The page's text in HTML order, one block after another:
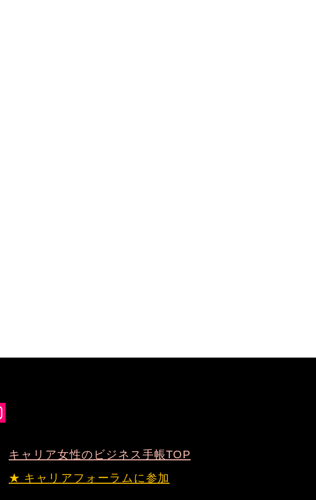
キャリア女性のビジネス手帳TOP
★ キャリアフォーラムに参加